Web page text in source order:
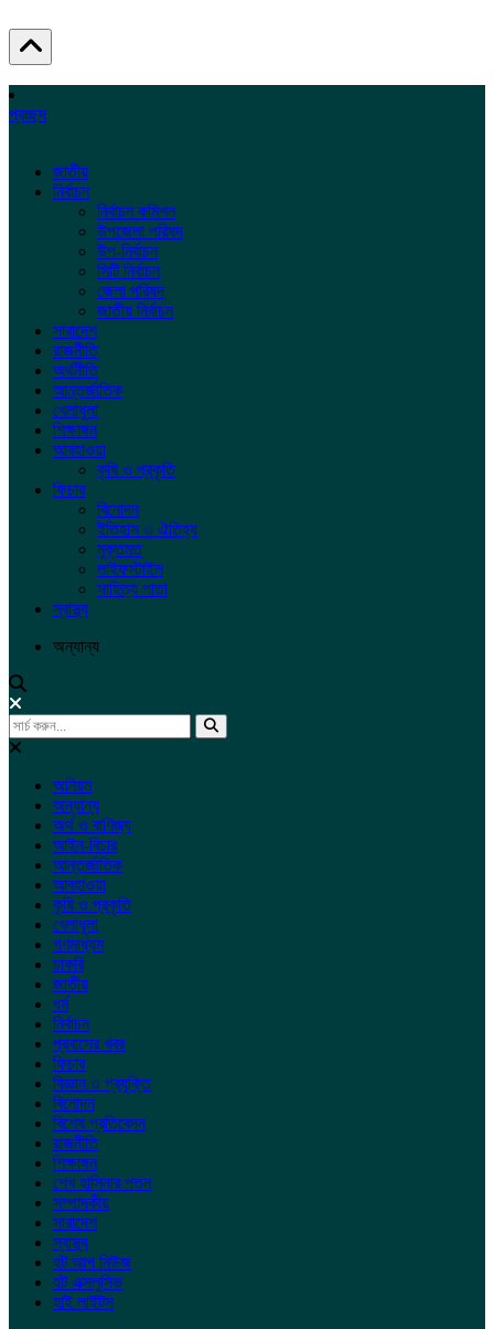
প্রচ্ছদ
জাতীয়
নির্বাচন
নির্বাচন কমিশন
উপজেলা পরিষদ
উপ-নির্বাচন
সিটি নির্বাচন
জেলা পরিষদ
জাতীয় নির্বাচন
সারাদেশ
রাজনীতি
অর্থনীতি
আন্তর্জাতিক
খেলাধুলা
শিক্ষাঙ্গন
আবহাওয়া
কৃষি ও প্রকৃতি
ফিচার
বিনোদন
ইতিহাস ও ঐতিহ্য
মুক্তমত
লাইফস্টাইল
সাহিত্য পাতা
স্বাস্থ্য
অন্যান্য
অনিয়ম
অন্যান্য
অর্থ ও বাণিজ্য
আইন-বিচার
আন্তর্জাতিক
আবহাওয়া
কৃষি ও প্রকৃতি
খেলাধুলা
গণমাধ্যম
চাকরি
জাতীয়
ধর্ম
নির্বাচন
প্রবাসের খবর
ফিচার
বিজ্ঞান ও প্রযুক্তি
বিনোদন
বিশেষ প্রতিবেদন
রাজনীতি
শিক্ষাঙ্গন
শেখ হাসিনার পতন
সম্পাদকীয়
সারাদেশ
স্বাস্থ্য
হট আপ নিউজ
হট এক্সলুসিভ
হাই লাইটস